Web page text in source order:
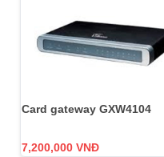
Card gateway GXW4104
7,200,000 VNĐ